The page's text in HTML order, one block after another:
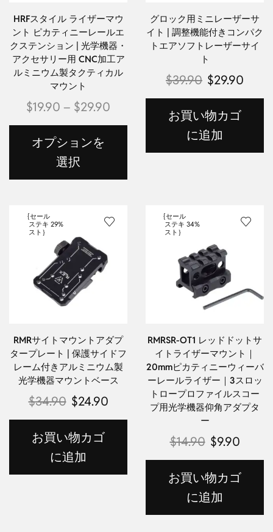
HRFスタイル ライザーマウ
ント ピカティニーレールエ
クステンション | 光学機器・
アクセサリー用 CNC加工ア
ルミニウム製タクティカル
マウント
$19.90 – $29.90
オプションを
選択
グロック用ミニレーザーサ
イト | 調整機能付きコンパク
トエアソフトレーザーサイ
ト
$39.90 $29.90
お買い物カゴ
に追加
{セール
ステキ
スト｝
29%
RMRサイトマウントアダプ
タープレート | 保護サイドフ
レーム付きアルミニウム製
光学機器マウントベース
$34.90 $24.90
お買い物カゴ
に追加
{セール
ステキ
スト｝
34%
RMRSR-OT1 レッドドットサ
イトライザーマウント｜
20mmピカティニーウィーバ
ーレールライザー｜3スロッ
トロープロファイルスコー
プ用光学機器仰角アダプタ
ー
$14.90 $9.90
お買い物カゴ
に追加